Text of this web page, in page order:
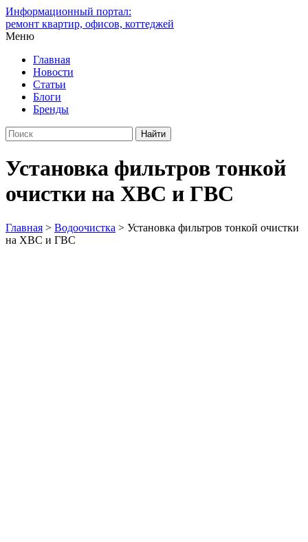
Информационный портал:
ремонт квартир, офисов, коттеджей
Меню
Главная
Новости
Статьи
Блоги
Бренды
Установка фильтров тонкой
очистки на ХВС и ГВС
Главная > Водоочистка > Установка фильтров тонкой очистки
на ХВС и ГВС